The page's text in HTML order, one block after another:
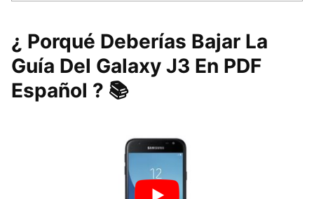
¿ Porqué Deberías Bajar La
Guía Del Galaxy J3 En PDF
Español ? 📚